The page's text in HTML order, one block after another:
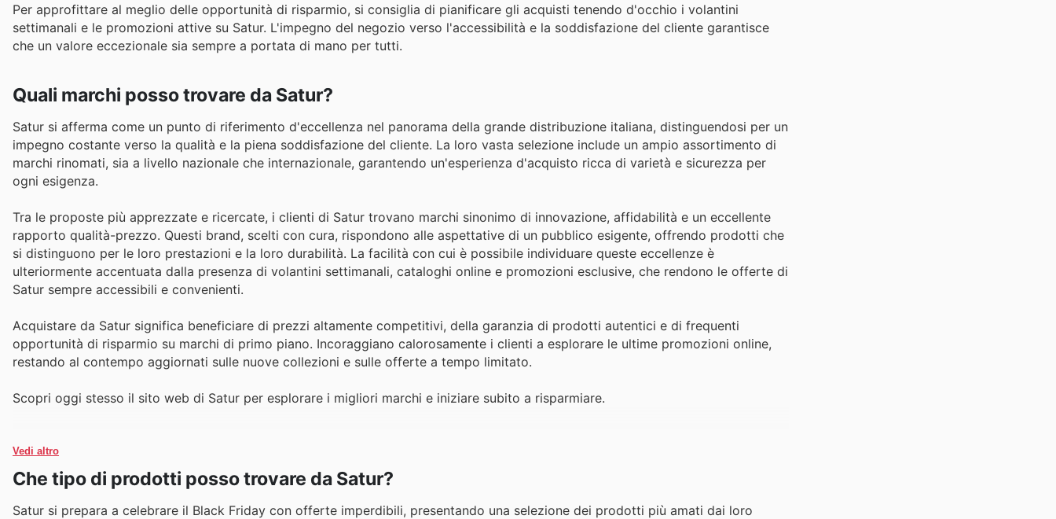
Per approfittare al meglio delle opportunità di risparmio, si consiglia di pianificare gli acquisti tenendo d'occhio i volantini
settimanali e le promozioni attive su Satur. L'impegno del negozio verso l'accessibilità e la soddisfazione del cliente garantisce
che un valore eccezionale sia sempre a portata di mano per tutti.
Quali marchi posso trovare da Satur?
Satur si afferma come un punto di riferimento d'eccellenza nel panorama della grande distribuzione italiana, distinguendosi per un
impegno costante verso la qualità e la piena soddisfazione del cliente. La loro vasta selezione include un ampio assortimento di
marchi rinomati, sia a livello nazionale che internazionale, garantendo un'esperienza d'acquisto ricca di varietà e sicurezza per
ogni esigenza.
Tra le proposte più apprezzate e ricercate, i clienti di Satur trovano marchi sinonimo di innovazione, affidabilità e un eccellente
rapporto qualità-prezzo. Questi brand, scelti con cura, rispondono alle aspettative di un pubblico esigente, offrendo prodotti che
si distinguono per le loro prestazioni e la loro durabilità. La facilità con cui è possibile individuare queste eccellenze è
ulteriormente accentuata dalla presenza di volantini settimanali, cataloghi online e promozioni esclusive, che rendono le offerte di
Satur sempre accessibili e convenienti.
Acquistare da Satur significa beneficiare di prezzi altamente competitivi, della garanzia di prodotti autentici e di frequenti
opportunità di risparmio su marchi di primo piano. Incoraggiano calorosamente i clienti a esplorare le ultime promozioni online,
restando al contempo aggiornati sulle nuove collezioni e sulle offerte a tempo limitato.
Scopri oggi stesso il sito web di Satur per esplorare i migliori marchi e iniziare subito a risparmiare.
Vedi altro
Che tipo di prodotti posso trovare da Satur?
Satur si prepara a celebrare il Black Friday con offerte imperdibili, presentando una selezione dei prodotti più amati dai loro